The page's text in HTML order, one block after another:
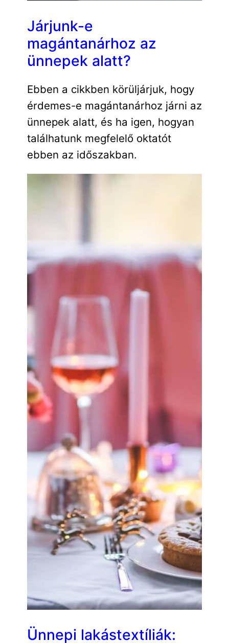
Járjunk-e
magántanárhoz az
ünnepek alatt?
Ebben a cikkben körüljárjuk, hogy
érdemes-e magántanárhoz járni az
ünnepek alatt, és ha igen, hogyan
találhatunk megfelelő oktatót
ebben az időszakban.
Ünnepi lakástextíliák: